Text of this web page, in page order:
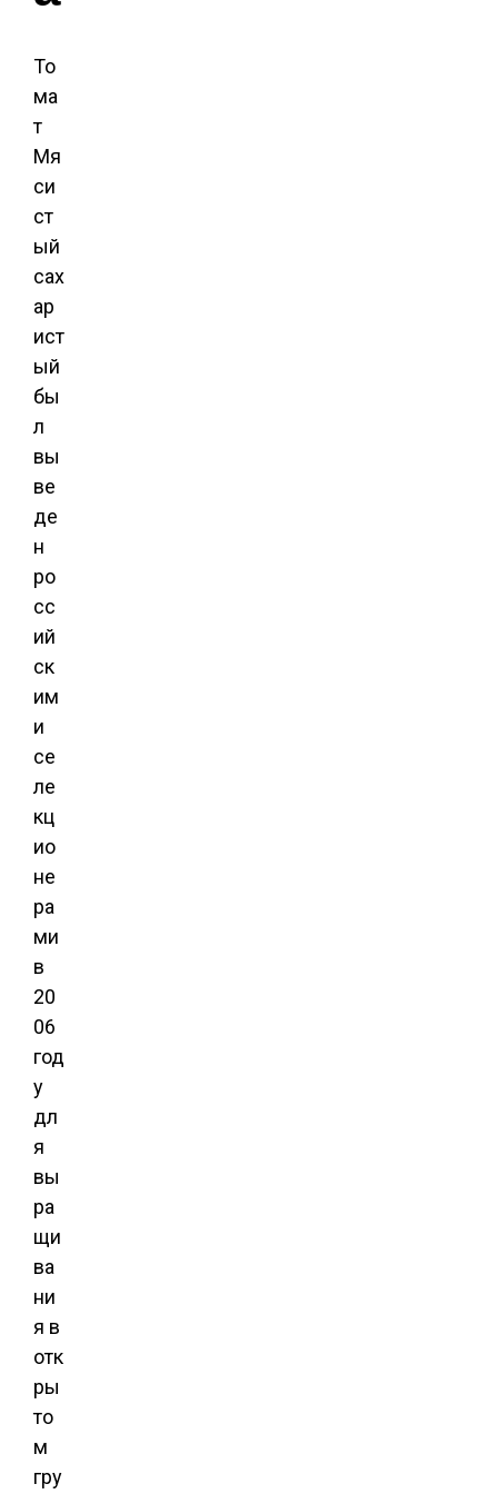
То
ма
т
Мя
си
ст
ый
сах
ар
ист
ый
бы
л
вы
ве
де
н
ро
сс
ий
ск
им
и
се
ле
кц
ио
не
ра
ми
в
20
06
год
у
дл
я
вы
ра
щи
ва
ни
я в
отк
ры
то
м
гру